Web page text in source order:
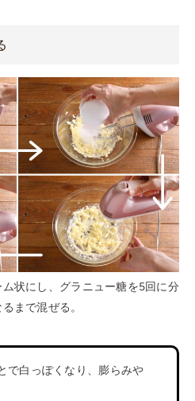
状にし、グラニュー糖を5回に分
まで混ぜる。
で白っぽくなり、膨らみや